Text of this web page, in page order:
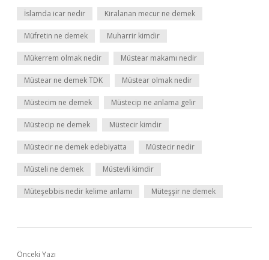
İslamda icar nedir Kiralanan mecur ne demek
Müfretin ne demek Muharrir kimdir
Mükerrem olmak nedir Müstear makamı nedir
Müstear ne demek TDK Müstear olmak nedir
Müstecim ne demek Müstecip ne anlama gelir
Müstecip ne demek Müstecir kimdir
Müstecir ne demek edebiyatta Müstecir nedir
Müsteli ne demek Müstevli kimdir
Müteşebbis nedir kelime anlamı Müteşşir ne demek
Önceki Yazı